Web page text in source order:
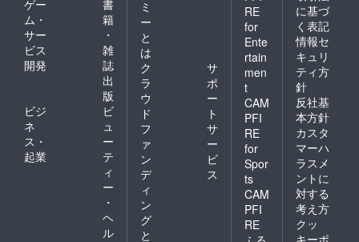
ゲー
ム・
サー
ビス
開発
書
籍
・
雑
誌
出
版
ビジ
ネ
ス・
起業
ビ
ュ
ー
テ
ィ
ー
・
ヘ
ル
ミ
ー
と
は
ク
ラ
ウ
ド
フ
ァ
ン
デ
ィ
ン
グ
と
サ
ポ
ー
ト
サ
ー
ビ
ス
RE
for
Ente
rtain
men
t
CAM
PFI
RE
for
Spor
ts
CAM
PFI
RE
に基づ
く表記
情報セ
キュリ
ティ方
針
反社基
本方針
カスタ
マーハ
ラスメ
ントに
対する
考え方
クッ